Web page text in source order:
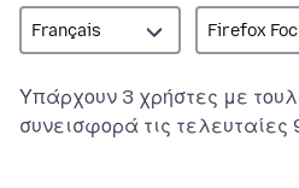
Français Firefox
Υπάρχουν 3 χρήστες με
συνεισφορά τις τελευταίες